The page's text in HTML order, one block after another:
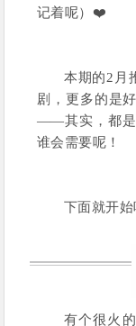
记着呢）❤️
本期的2月
剧，更多的是
——其实，都是
谁会需要呢！
下面就开始
有个很火